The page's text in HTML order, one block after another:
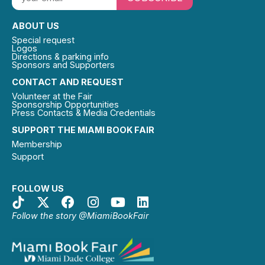
SUPPORT THE MIAMI BOOK FAIR
Membership
Support
FOLLOW US
Follow the story @MiamiBookFair
CONTACT AND REQUEST
Volunteer at the Fair
Sponsorship Opportunities
Press Contacts & Media Credentials
ABOUT US
Special request
Logos
Directions & parking info
Sponsors and Supporters